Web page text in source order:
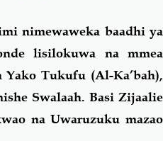
nimewaweka baadhi ya
lisilokuwa na mmea
Tukufu (Al-Ka’bah),
Swalaah. Basi Zijaalie
na Uwaruzuku mazao